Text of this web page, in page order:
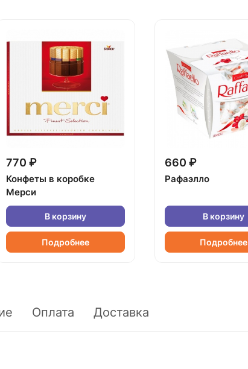
770 ₽
Конфеты в коробке
Мерси
В корзину
Подробнее
660 ₽
Рафаэлло
В корзину
Подробнее
Оплата Доставка